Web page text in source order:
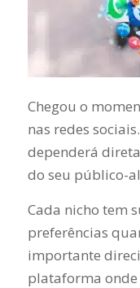
Chegou o
nas redes
dependerá
do seu público-
Cada nicho tem
preferências
importante
plataforma